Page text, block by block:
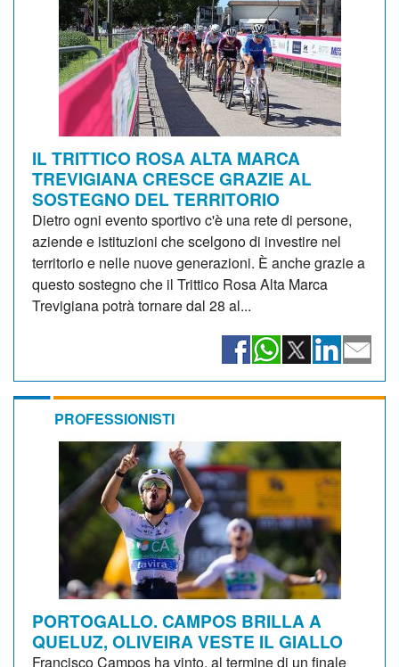
IL TRITTICO ROSA ALTA MARCA
TREVIGIANA CRESCE GRAZIE AL
SOSTEGNO DEL TERRITORIO
Dietro ogni evento sportivo c'è una rete di persone,
aziende e istituzioni che scelgono di investire nel
territorio e nelle nuove generazioni. È anche grazie a
questo sostegno che il Trittico Rosa Alta Marca
Trevigiana potrà tornare dal 28 al...
PROFESSIONISTI
PORTOGALLO. CAMPOS BRILLA A
QUELUZ, OLIVEIRA VESTE IL GIALLO
Francisco Campos ha vinto, al termine di un finale